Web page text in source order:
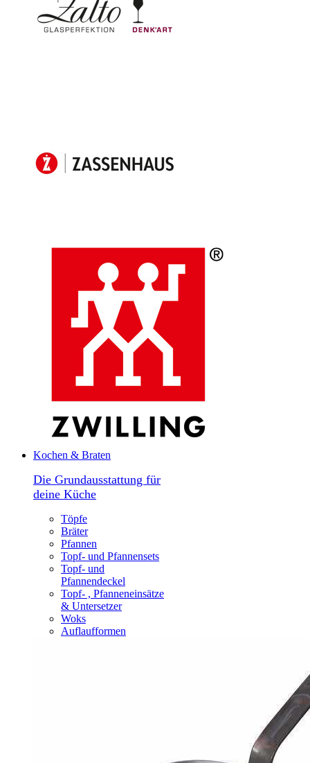
Kochen & Braten
Die Grundausstattung für
deine Küche
Töpfe
Bräter
Pfannen
Topf- und Pfannensets
Topf- und
Pfannendeckel
Topf- , Pfanneneinsätze
& Untersetzer
Woks
Auflaufformen